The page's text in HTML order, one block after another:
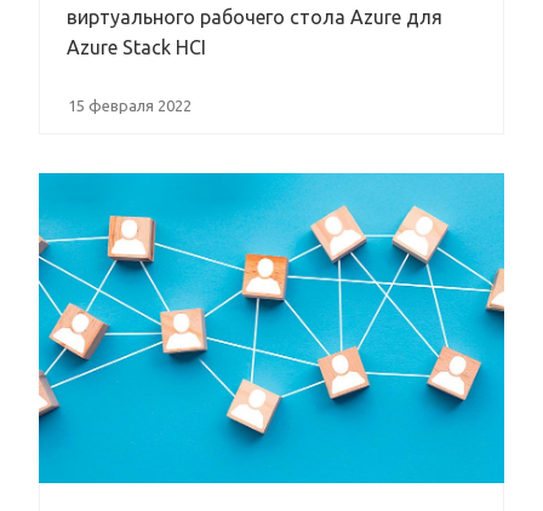
виртуального рабочего стола Azure для
Azure Stack HCI
15 февраля 2022